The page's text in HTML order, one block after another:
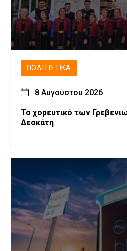
ΠΟΛΙΤΙΣΤΙΚΆ
8 Αυγούστου 2026
Το χορευτικό των
Δεσκάτη